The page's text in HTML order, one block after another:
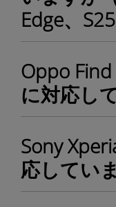
Edge、
Oppo Find
に対応し
Sony
応してい